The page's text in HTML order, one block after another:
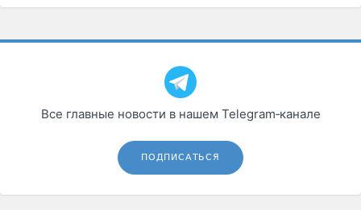
Все главные новости в нашем Telegram‑канале
ПОДПИСАТЬСЯ